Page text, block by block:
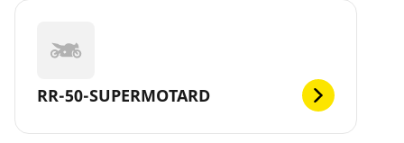
RR-50-SUPERMOTARD